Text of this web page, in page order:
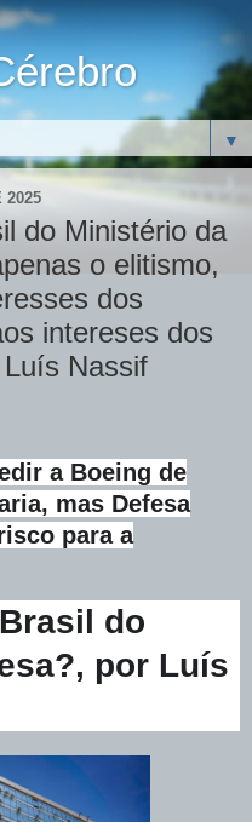
▼
2025
do Ministério da
o elitismo,
dos
intereses dos
Nassif
a Boeing de
mas Defesa
para a
do
por Luís